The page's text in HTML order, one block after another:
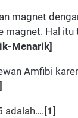
magnet
magnet. Hal itu
Menarik]
Amfibi
adalah…. [1]